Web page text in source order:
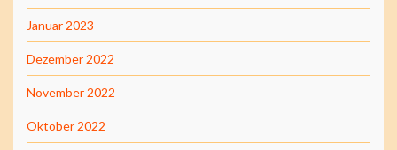
Januar 2023
Dezember 2022
November 2022
Oktober 2022